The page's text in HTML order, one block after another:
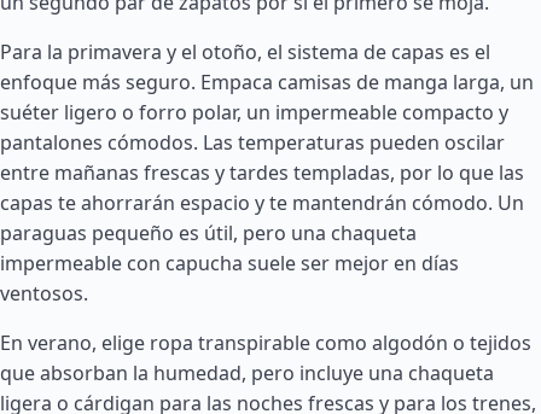
Para la primavera y el otoño, el sistema de capas es el
enfoque más seguro. Empaca camisas de manga larga, un
suéter ligero o forro polar, un impermeable compacto y
pantalones cómodos. Las temperaturas pueden oscilar
entre mañanas frescas y tardes templadas, por lo que las
capas te ahorrarán espacio y te mantendrán cómodo. Un
paraguas pequeño es útil, pero una chaqueta
impermeable con capucha suele ser mejor en días
ventosos.
En verano, elige ropa transpirable como algodón o tejidos
que absorban la humedad, pero incluye una chaqueta
ligera o cárdigan para las noches frescas y para los trenes,